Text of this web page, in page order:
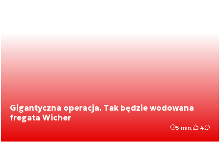
Gigantyczna operacja. Tak będzie wodowana
fregata Wicher
5 min. 4